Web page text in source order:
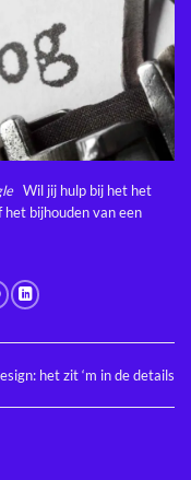
Wil jij hulp bij het het
bijhouden van een
het zit ‘m in de details